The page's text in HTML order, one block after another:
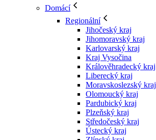
Domácí
Regionální
Jihočeský kraj
Jihomoravský kraj
Karlovarský kraj
Kraj Vysočina
Králověhradecký kraj
Liberecký kraj
Moravskoslezský kraj
Olomoucký kraj
Pardubický kraj
Plzeňský kraj
Středočeský kraj
Ústecký kraj